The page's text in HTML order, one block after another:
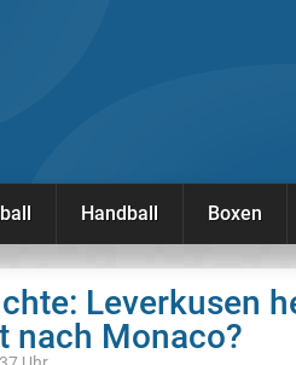
Handball Boxen
Leverkusen
nach Monaco?